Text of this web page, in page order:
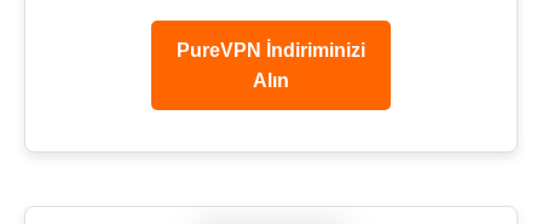
PureVPN İndiriminizi
Alın